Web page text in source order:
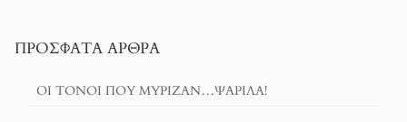
ΠΡΌΣΦΑΤΑ ΆΡΘΡΑ
ΟΙ ΤΌΝΟΙ ΠΟΥ ΜΎΡΙΖΑΝ…ΨΑΡΊΛΑ!